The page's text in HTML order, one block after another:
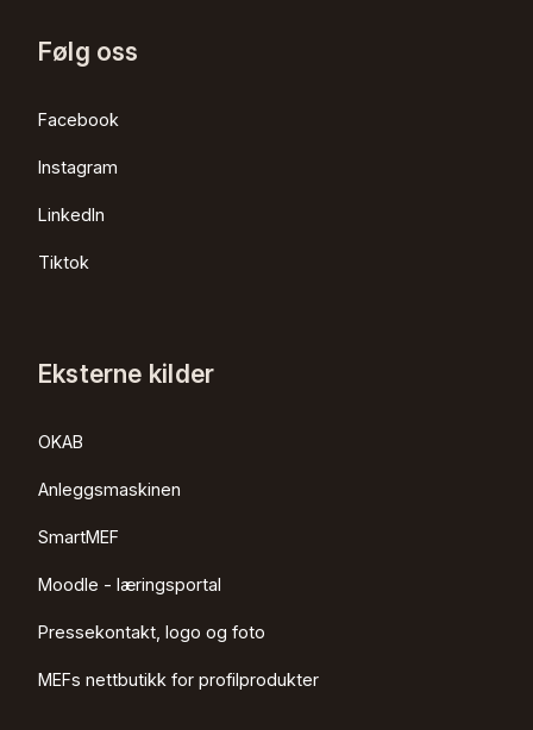
Følg oss
Facebook
Instagram
LinkedIn
Tiktok
Eksterne kilder
OKAB
Anleggsmaskinen
SmartMEF
Moodle - læringsportal
Pressekontakt, logo og foto
MEFs nettbutikk for profilprodukter